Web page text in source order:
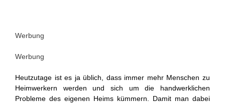
Werbung
Werbung
Heutzutage ist es ja üblich, dass immer mehr Menschen zu
Heimwerkern werden und sich um die handwerklichen
Probleme des eigenen Heims kümmern. Damit man dabei